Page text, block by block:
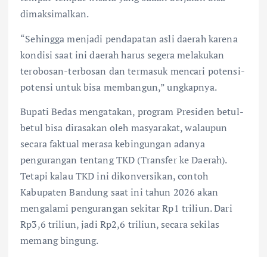
dimaksimalkan.
“Sehingga menjadi pendapatan asli daerah karena
kondisi saat ini daerah harus segera melakukan
terobosan-terbosan dan termasuk mencari potensi-
potensi untuk bisa membangun,” ungkapnya.
Bupati Bedas mengatakan, program Presiden betul-
betul bisa dirasakan oleh masyarakat, walaupun
secara faktual merasa kebingungan adanya
pengurangan tentang TKD (Transfer ke Daerah).
Tetapi kalau TKD ini dikonversikan, contoh
Kabupaten Bandung saat ini tahun 2026 akan
mengalami pengurangan sekitar Rp1 triliun. Dari
Rp3,6 triliun, jadi Rp2,6 triliun, secara sekilas
memang bingung.